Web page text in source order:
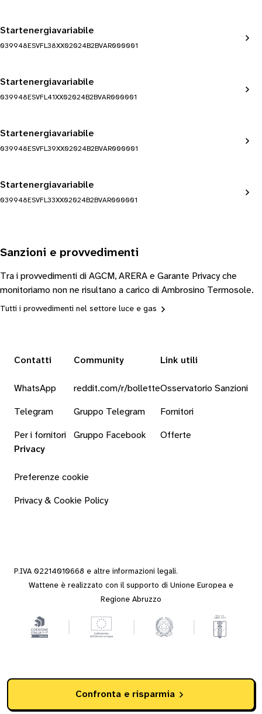
Startenergiavariabile
039948ESVFL38XX02024B2BVAR000001
Startenergiavariabile
039948ESVFL41XX02024B2BVAR000001
Startenergiavariabile
039948ESVFL39XX02024B2BVAR000001
Startenergiavariabile
039948ESVFL33XX02024B2BVAR000001
Sanzioni e provvedimenti
Tra i provvedimenti di AGCM, ARERA e Garante Privacy che
monitoriamo non ne risultano a carico di Ambrosino Termosole.
Tutti i provvedimenti nel settore luce e gas
Confronta e risparmia
Contatti
WhatsApp
Telegram
Per i fornitori
Community
reddit.com/r/bollette
Gruppo Telegram
Gruppo Facebook
Link utili
Osservatorio Sanzioni
Fornitori
Offerte
Privacy
Preferenze cookie
Privacy & Cookie Policy
P.IVA 02214010668 e altre informazioni legali.
Wattene è realizzato con il supporto di Unione Europea e
Regione Abruzzo